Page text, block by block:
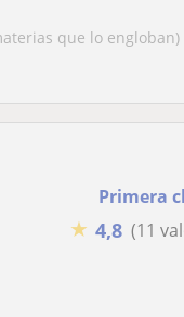
que lo
Primera
★ 4,8 (11